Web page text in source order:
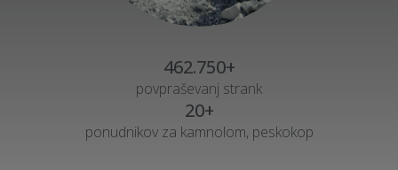
462.750+
povpraševanj strank
20+
ponudnikov za kamnolom, peskokop